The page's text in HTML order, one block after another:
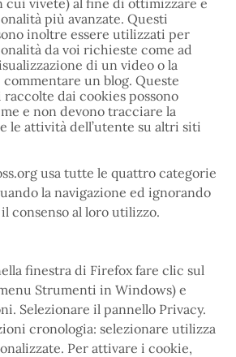
cui vivete) al fine di ottimizzare e
più avanzate. Questi
inoltre essere utilizzati per
da voi richieste come ad
di un video o la
un blog. Queste
dai cookies possono
e non devono tracciare la
le attività dell’utente su altri siti
usa tutte le quattro categorie
la navigazione ed ignorando
consenso al loro utilizzo.
finestra di Firefox fare clic sul
Strumenti in Windows) e
Selezionare il pannello Privacy.
cronologia: selezionare utilizza
Per attivare i cookie,